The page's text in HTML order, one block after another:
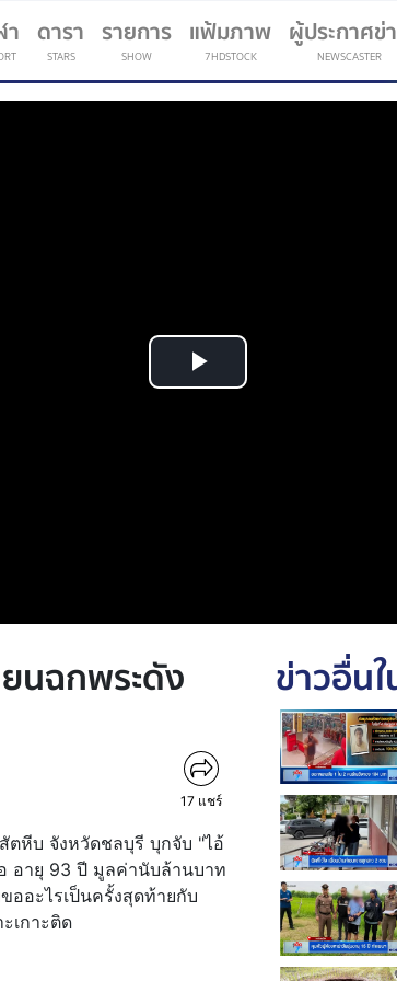
(current)
ดารา
STARS
รายการ
SHOW
แฟ้มภาพ
7HDSTOCK
ผู้ประกาศข่
NEWSCASTER
Play
นฉกพระดัง
17 แชร์
ตหีบ จังหวัดชลบุรี บุกจับ "ไอ้
อายุ 93 ปี มูลค่านับล้านบาท
ออะไรเป็นครั้งสุดท้ายกับ
เกาะติด
ข่าวอื่น